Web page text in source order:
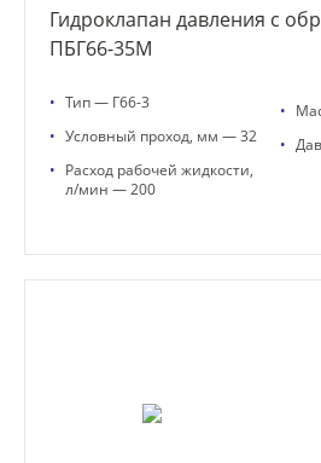
Гидроклапан давления с
ПБГ66-35М
• Тип — Г66-3
• Условный проход, мм — 32
• Расход рабочей жидкости,
л/мин — 200
•
•